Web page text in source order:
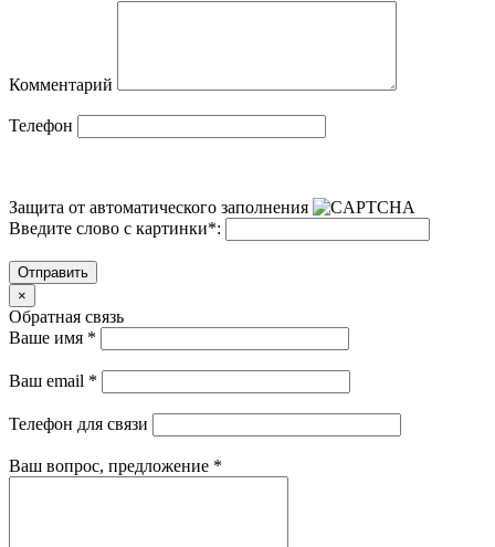
Комментарий
Телефон
Защита от автоматического заполнения
Введите слово с картинки*:
Отправить
×
Обратная связь
Ваше имя *
Ваш email *
Телефон для связи
Ваш вопрос, предложение *